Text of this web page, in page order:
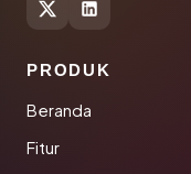
PRODUK
Beranda
Fitur